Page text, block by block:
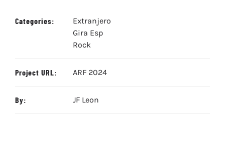
Categories:
Extranjero
Gira Esp
Rock
Project URL: ARF 2024
By: JF Leon